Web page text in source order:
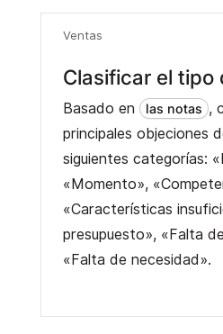
Ventas
Clasificar el tipo
Basado en las notas ,
principales objeciones
siguientes categorías:
«Momento»,
«Características
presupuesto», «Falta
«Falta de necesidad».